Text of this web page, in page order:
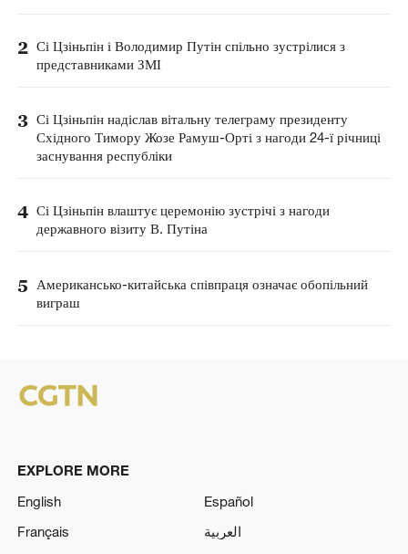
2 Сі Цзіньпін і Володимир Путін спільно зустрілися з
представниками ЗМІ
3 Сі Цзіньпін надіслав вітальну телеграму президенту
Східного Тимору Жозе Рамуш-Орті з нагоди 24-ї річниці
заснування республіки
4 Сі Цзіньпін влаштує церемонію зустрічі з нагоди
державного візиту В. Путіна
5
Американсько-китайська співпраця означає обопільний
виграш
EXPLORE MORE
English
Español
Français
العربية